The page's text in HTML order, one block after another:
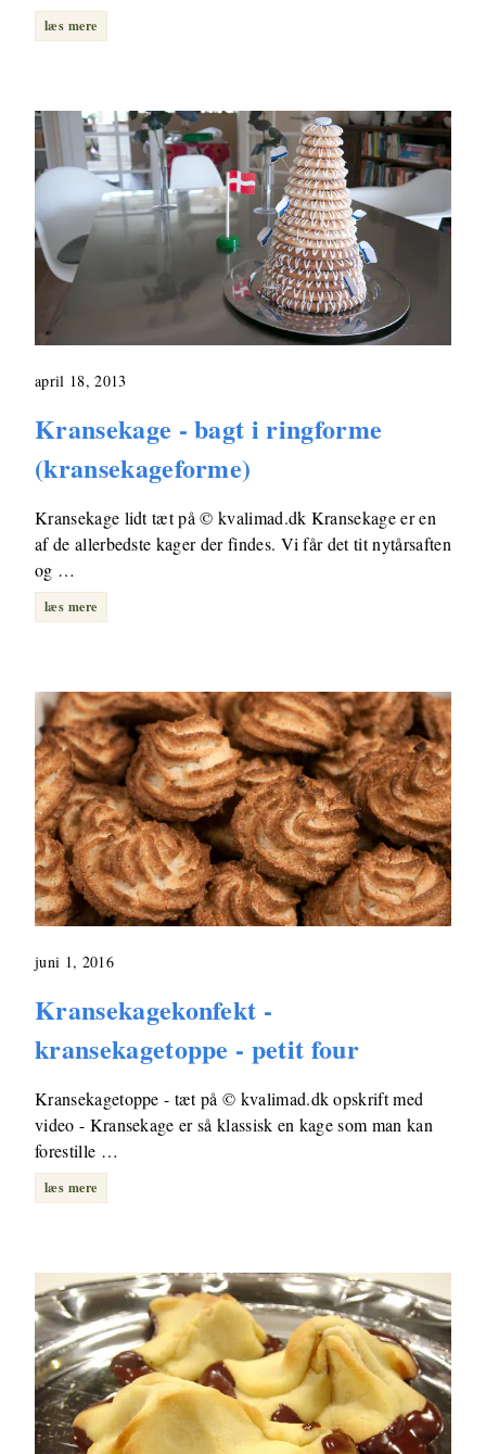
læs mere
april 18, 2013
Kransekage - bagt i ringforme
(kransekageforme)
Kransekage lidt tæt på © kvalimad.dk Kransekage er en
af de allerbedste kager der findes. Vi får det tit nytårsaften
og …
læs mere
juni 1, 2016
Kransekagekonfekt -
kransekagetoppe - petit four
Kransekagetoppe - tæt på © kvalimad.dk opskrift med
video - Kransekage er så klassisk en kage som man kan
forestille …
læs mere